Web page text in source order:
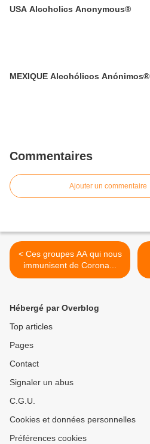
USA Alcoholics Anonymous®
MEXIQUE Alcohólicos Anónimos®
Commentaires
Ajouter un commentaire
< Ces groupes AA qui nous
immunisent de Corona...
Hébergé par Overblog
Top articles
Pages
Contact
Signaler un abus
C.G.U.
Cookies et données personnelles
Préférences cookies